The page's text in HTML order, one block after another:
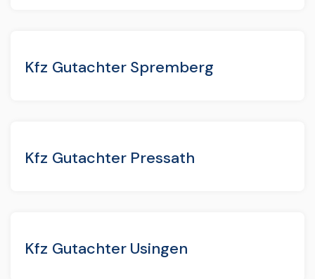
Kfz Gutachter Spremberg
Kfz Gutachter Pressath
Kfz Gutachter Usingen